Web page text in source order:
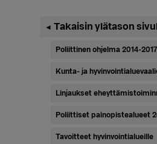
Ensisijainen
sivupalkki
◄ Takaisin ylätason
Poliittinen ohjelma 2014-2017
Kunta- ja
Linjaukset
Poliittiset painopistealueet
Tavoitteet hyvinvointialueille